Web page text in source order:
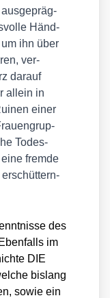
aus­ge­präg­
Händ­
ihn über
ver­
dar­auf
allein in
einer
Todes­
frem­de
erschüt­tern­
des
im
DIE
bis­lang
sowie ein